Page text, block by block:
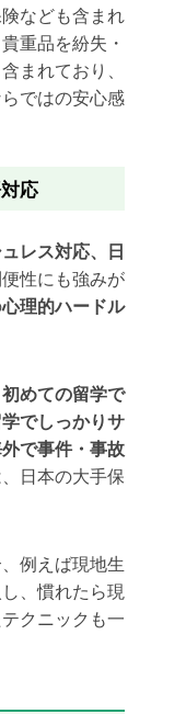
なども含まれ
重品を紛失・
まれており、
ではの安心感
応
レス対応、
日
性にも強みが
心理的ハードル
初めての留学で
でしっかりサ
で事件・事故
日本の大手保
例えば現地生
、慣れたら現
クニックも一